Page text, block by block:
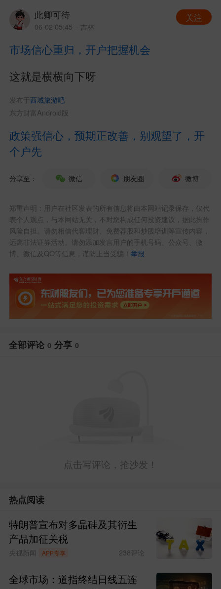
此卿可待
06-02 05:45 · 吉林
关注
市场信心重归，开户把握机会
这就是横横向下呀
发布于西域旅游吧
东方财富Android版
政策强信心，预期正改善，别观望了，开
个户先
分享至： 微信 朋友圈 微博
郑重声明：用户在社区发表的所有信息将由本网站记录保存，仅代
表个人观点，与本网站无关，不对您构成任何投资建议，据此操作
风险自担。请勿相信代客理财、免费荐股和炒股培训等宣传内容，
远离非法证券活动。请勿添加发言用户的手机号码、公众号、微
博、微信及QQ等信息，谨防上当受骗！举报
全部评论 0 分享 0
点击写评论，抢沙发！
热点阅读
特朗普宣布对多晶硅及其衍生
产品加征关税
央视新闻 APP专享 238评论
全球市场：道指终结日线五连